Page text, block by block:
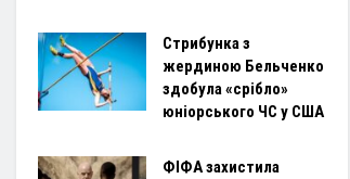
Стрибунка з
жердиною Бельченко
здобула «срібло»
юніорського ЧС у США
ФІФА захистила